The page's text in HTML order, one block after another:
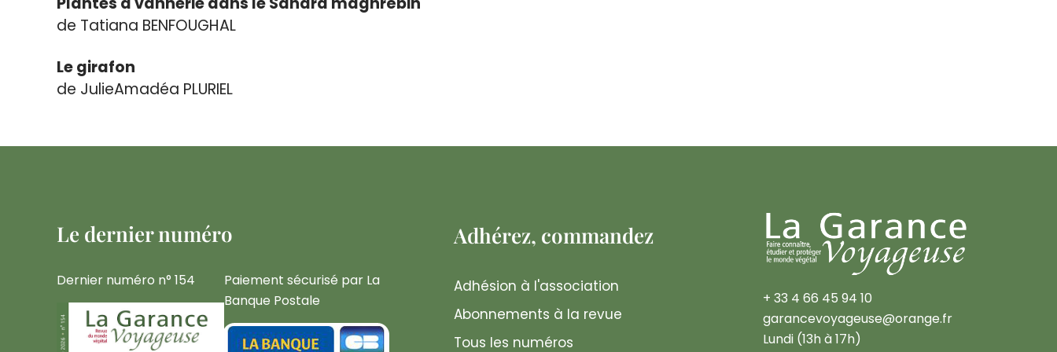
de Tatiana BENFOUGHAL
Le girafon
de Julie­Amadéa PLURIEL
Le dernier numéro
Dernier numéro n° 154
Paiement sécurisé par La
Banque Postale
Adhérez, commandez
Adhésion à l'association
Abonnements à la revue
Tous les numéros
+ 33 4 66 45 94 10
garancevoyageuse@orange.fr
Lundi (13h à 17h)